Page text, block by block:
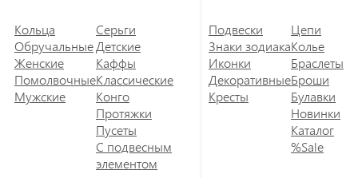
Кольца
Обручальные
Женские
Помолвочные
Мужские
Серьги
Детские
Каффы
Классические
Конго
Протяжки
Пусеты
С подвесным
элементом
Подвески
Знаки зодиака
Иконки
Декоративные
Кресты
Цепи
Колье
Браслеты
Броши
Булавки
Новинки
Каталог
%Sale